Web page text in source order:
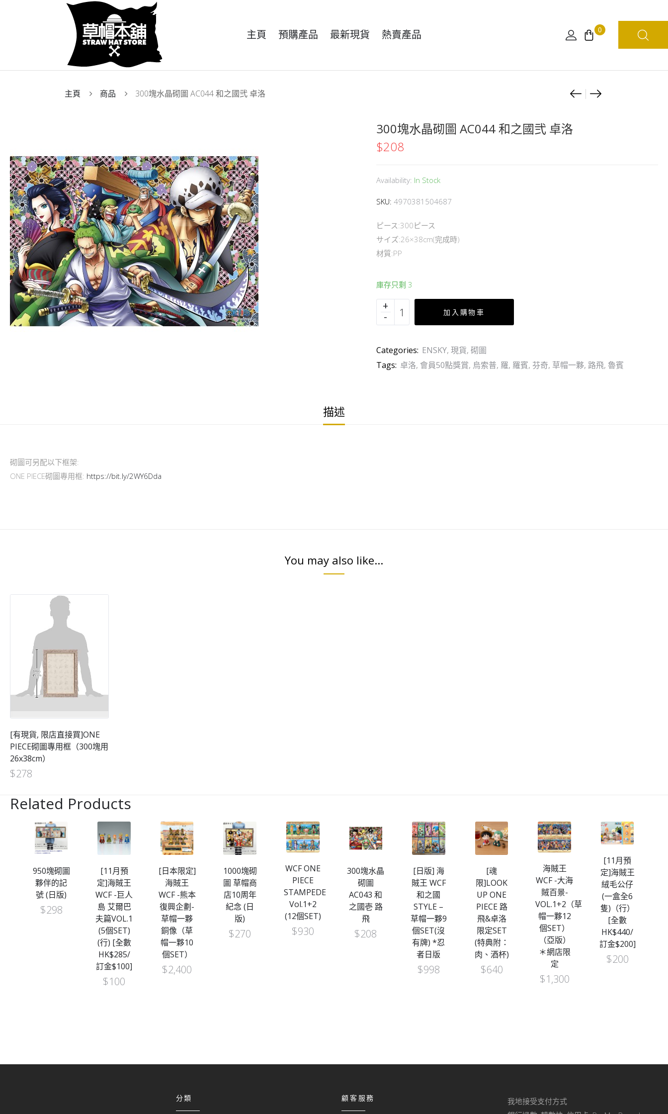
主頁 預購產品 最新現貨 熱賣產品 0
主頁 商品 300塊水晶砌圖 AC044 和之國弐 卓洛
Product
300
海
300塊水晶砌圖 AC044 和之國弐 卓洛
$208
Availability: In Stock
SKU: 4970381504687
ピース:300ピース
サイズ:26×38cm(完成時)
材質:PP
庫存只剩 3
加入購物車
Categories: ENSKY, 現貨, 砌圖
Tags: 卓洛, 會員50點獎賞, 烏索普, 羅, 羅賓, 芬奇, 草帽一夥, 路飛, 魯賓
描述
砌圖可另配以下框架:
ONE PIECE砌圖專用框: https://bit.ly/2WY6Dda
You may also like...
[有現貨, 限店直接買]ONE
PIECE砌圖專用框（300塊用
26x38cm）
$278
Related Products
950塊砌圖
夥伴的記
號 (日版)
$298
[11月預
定]海賊王
WCF -巨人
島 艾爾巴
夫篇VOL.1
(5個SET)
(行) [全數
HK$285/
訂金$100]
$100
[日本限定]
海賊王
WCF -熊本
復興企劃-
草帽一夥
銅像（草
帽一夥10
個SET）
$2,400
1000塊砌
圖 草帽商
店10周年
紀念 (日
版)
$270
WCF ONE
PIECE
STAMPEDE
Vol.1+2
(12個SET)
$930
300塊水晶
砌圖
AC043 和
之國壱 路
飛
$208
[日版] 海
賊王 WCF
和之國
STYLE –
草帽一夥9
個SET(沒
有牌) *忍
者日版
$998
[魂
限]LOOK
UP ONE
PIECE 路
飛&卓洛
限定SET
(特典附：
肉、酒杯)
$640
海賊王
WCF -大海
賊百景-
VOL.1+2（草
帽一夥12
個SET）
（亞版）
＊網店限
定
$1,300
[11月預
定]海賊王
絨毛公仔
(一盒全6
隻)（行）
[全數
HK$440/
訂金$200]
$200
分類 顧客服務
我地接受支付方式